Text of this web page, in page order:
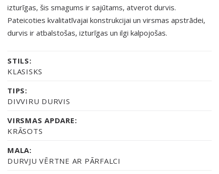
izturīgas, šis smagums ir sajūtams, atverot durvis.
Pateicoties kvalitatīvajai konstrukcijai un virsmas apstrādei,
durvis ir atbalstošas, izturīgas un ilgi kalpojošas.
STILS:
KLASISKS
TIPS:
DIVVIRU DURVIS
VIRSMAS APDARE:
KRĀSOTS
MALA:
DURVJU VĒRTNE AR PĀRFALCI